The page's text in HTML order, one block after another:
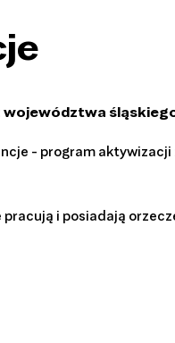
- program aktywizacji
i posiadają